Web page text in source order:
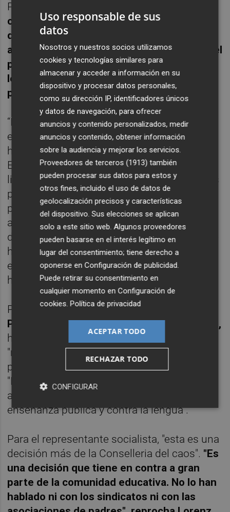
Para Compromís
claramente condicionada por la extrema
derecha que lo único que pretende es
arrinconar el valenciano atentando contra el
principio científico de que aprender en la
lengua base minorizada garantiza el
plurilingüismo.
“Lo que espera la comunidad educativa no
es esto, sino que eliminen los recortes que
han aplicado en los presupuestos de
Educación. Para mejorar la competencia
lingüística del alumnado lo que hace falta es
potenciar económicamente la educación
pública. Los referéndums que ahora
anuncian son una cortina de humo para los
desastres que ha generado un conseller que
ha demostrado que no está preparado para
estar al frente de la educación valenciana”,
ha concluido Fullana.
Por su parte,, el portavoz de Educación del
PSPV-PSOE en Les Corts, José Luis Lorenz,
ha acusado a la Generalitat de pretender
"reabrir la guerra del valenciano por motivos
partidistas y electorales". Y ha advertido:
"Nos van a tener enfrente de este nuevo
ataque de la Conselleria del caos contra la
enseñanza pública y contra la lengua".
Para el representante socialista, "esta es una
decisión más de la Conselleria del caos". "Es
una decisión que tiene en contra a gran
parte de la comunidad educativa. No lo han
hablado ni con los sindicatos ni con las
Uso responsable de sus
datos
Nosotros y nuestros socios utilizamos
cookies y tecnologías similares para
almacenar y acceder a información en su
dispositivo y procesar datos personales,
como su dirección IP, identificadores únicos
y datos de navegación, para ofrecer
anuncios y contenido personalizados, medir
anuncios y contenido, obtener información
sobre la audiencia y mejorar los servicios.
Proveedores de terceros (1913) también
pueden procesar sus datos para estos y
otros fines, incluido el uso de datos de
geolocalización precisos y características
del dispositivo. Sus elecciones se aplican
solo a este sitio web. Algunos proveedores
pueden basarse en el interés legítimo en
lugar del consentimiento; tiene derecho a
oponerse enConfiguración de publicidad.
Puede retirar su consentimiento en
cualquier momento enConfiguración de
cookies.Política de privacidad
ACEPTAR TODO
RECHAZAR TODO
CONFIGURAR